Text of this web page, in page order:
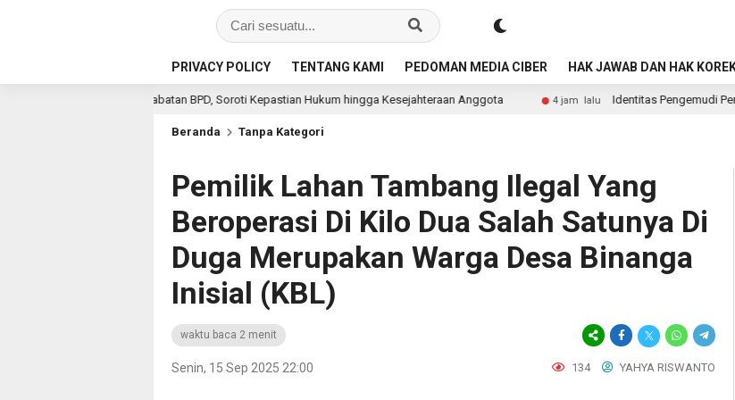
PRIVACY POLICY TENTANG KAMI PEDOMAN MEDIA CIBER HAK JAWAB DAN HAK
Jabatan BPD, Soroti Kepastian Hukum hingga Kesejahteraan Anggota 4 jam lalu Identitas Pengemudi Perempuan Mobil Dinas
Beranda Tanpa Kategori
Pemilik Lahan Tambang Ilegal Yang
Beroperasi Di Kilo Dua Salah Satunya Di
Duga Merupakan Warga Desa Binanga
Inisial (KBL)
waktu baca 2 menit
Senin, 15 Sep 2025 22:00 134 YAHYA RISWANTO